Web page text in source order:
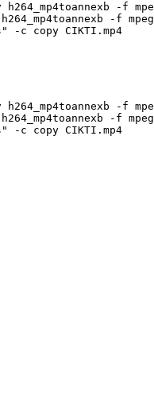
-f
-f
copy CIKTI.mp4
-f
-f
copy CIKTI.mp4